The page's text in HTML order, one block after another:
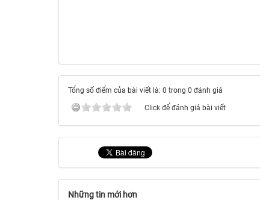
Tổng số điểm của bài viết là: 0 trong 0 đánh giá
Click để đánh giá bài viết
Những tin mới hơn